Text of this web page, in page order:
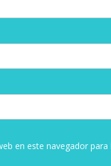
en este navegador